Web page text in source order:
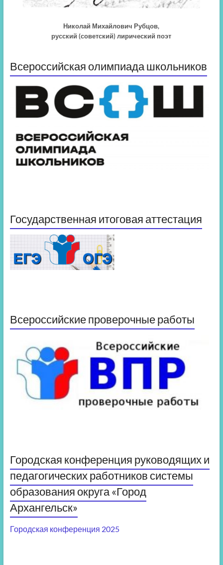
Николай Михайлович Рубцов,
русский (советский) лирический поэт
Всероссийская олимпиада школьников
Государственная итоговая аттестация
Всероссийские проверочные работы
Городская конференция руководящих и
педагогических работников системы
образования округа «Город
Архангельск»
Городская конференция 2025